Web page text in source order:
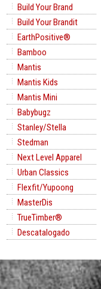
Build Your Brand
Build Your Brandit
EarthPositive®
Bamboo
Mantis
Mantis Kids
Mantis Mini
Babybugz
Stanley/Stella
Stedman
Next Level Apparel
Urban Classics
Flexfit/Yupoong
MasterDis
TrueTimber®
Descatalogado